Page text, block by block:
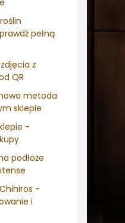
pełną
z
QR
metoda
sklepie
-
podłoże
-
i